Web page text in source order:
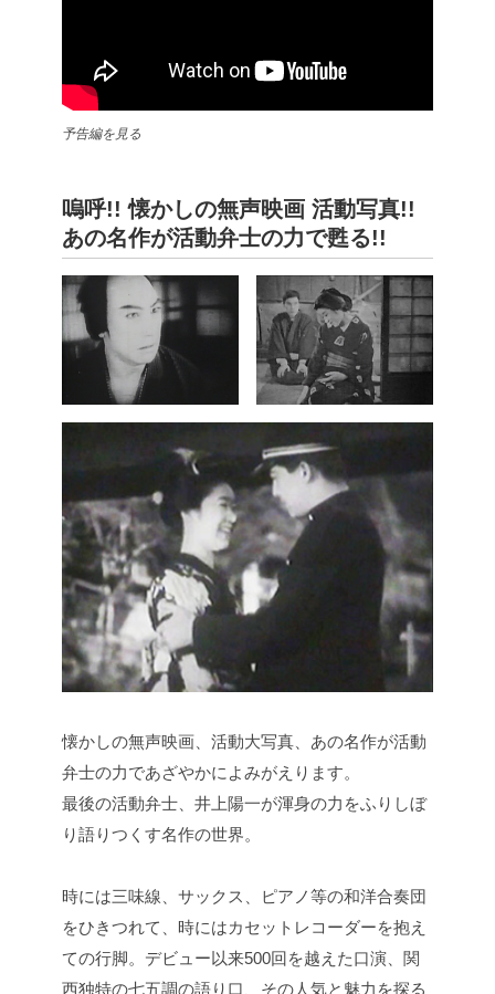
予告編を見る
嗚呼!! 懐かしの無声映画 活動写真!!
あの名作が活動弁士の力で甦る!!
懐かしの無声映画、活動大写真、あの名作が活動
弁士の力であざやかによみがえります。
最後の活動弁士、井上陽一が渾身の力をふりしぼ
り語りつくす名作の世界。
時には三味線、サックス、ピアノ等の和洋合奏団
をひきつれて、時にはカセットレコーダーを抱え
ての行脚。デビュー以来500回を越えた口演、関
西独特の七五調の語り口、その人気と魅力を探る